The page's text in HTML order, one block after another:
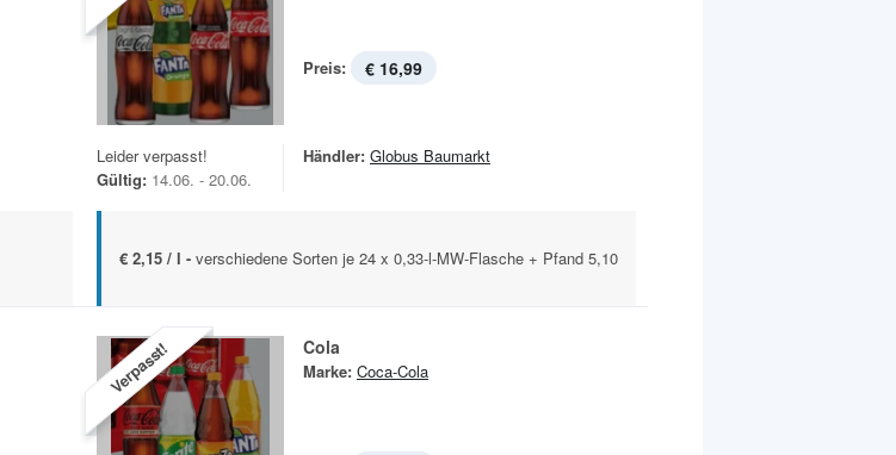
Preis: € 16,99
Leider verpasst!
Gültig: 14.06. - 20.06.
Händler: Globus Baumarkt
€ 2,15 / l - verschiedene Sorten je 24 x 0,33-l-MW-Flasche + Pfand 5,10
Verpasst! Cola
Marke: Coca-Cola